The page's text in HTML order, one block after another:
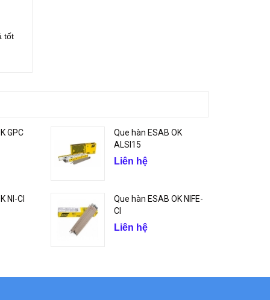
tốt
GPC
Que hàn ESAB OK
ALSI15
Liên hệ
NI-CI
Que hàn ESAB OK NIFE-
CI
Liên hệ